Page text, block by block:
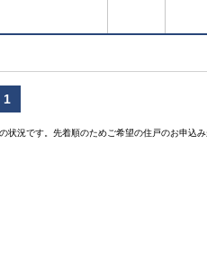
1
状況です。先着順のためご希望の住戸のお申込み